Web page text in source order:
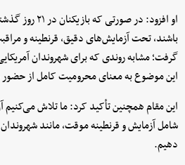
او افزود: در
باشند، تحت آزمایش‌های دقیق، قرنطینه و
گرفت؛ مشابه روندی که برای شهروندان
این موضوع به معنای محرومیت کامل از
این مقام همچنین تأکید کرد: ما تلاش می‌کنیم
شامل آزمایش و قرنطینه موقت، مانند
دهیم.